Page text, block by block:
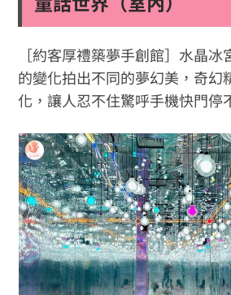
［約客厚禮築夢手創館］水晶
的變化拍出不同的夢幻美，奇幻
化，讓人忍不住驚呼手機快門停